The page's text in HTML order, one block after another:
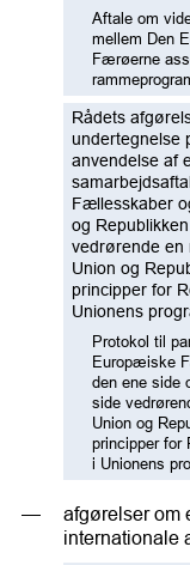
Aftale om
mellem Den
Færøerne
Rådets
undertegnelse
anvendelse af
Fællesskaber
og
vedrørende en
Union og
principper for
Unionens
Protokol til
Europæiske
den ene side
side
Union og
principper for
i Unionens
afgørelser om
internationale